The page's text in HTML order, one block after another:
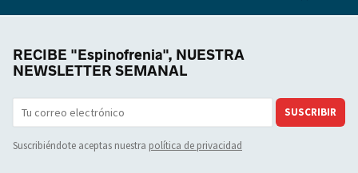
RECIBE "Espinofrenia", NUESTRA
NEWSLETTER SEMANAL
SUSCRIBIR
Suscribiéndote aceptas nuestra política de privacidad